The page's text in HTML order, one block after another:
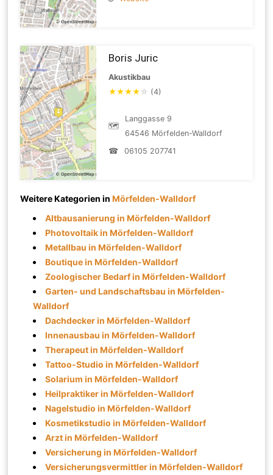
Boris Juric
Akustikbau
★★★★ ☆ (4)
🗺
Langgasse 9
64546 Mörfelden-Walldorf
☎
06105 207741
Weitere Kategorien inMörfelden-Walldorf
Altbausanierung in Mörfelden-Walldorf
Photovoltaik in Mörfelden-Walldorf
Metallbau in Mörfelden-Walldorf
Boutique in Mörfelden-Walldorf
Zoologischer Bedarf in Mörfelden-Walldorf
Garten- und Landschaftsbau in Mörfelden-
Walldorf
Dachdecker in Mörfelden-Walldorf
Innenausbau in Mörfelden-Walldorf
Therapeut in Mörfelden-Walldorf
Tattoo-Studio in Mörfelden-Walldorf
Solarium in Mörfelden-Walldorf
Heilpraktiker in Mörfelden-Walldorf
Nagelstudio in Mörfelden-Walldorf
Kosmetikstudio in Mörfelden-Walldorf
Arzt in Mörfelden-Walldorf
Versicherung in Mörfelden-Walldorf
Versicherungsvermittler in Mörfelden-Walldorf